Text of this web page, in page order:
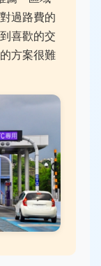
過路費的
喜歡的交
方案很難